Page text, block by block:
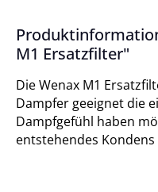
M1 Ersatzfilter"
Die Wenax M1
Dampfer geeignet die
Dampfgefühl haben
entstehendes